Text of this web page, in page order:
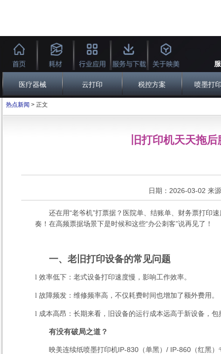
医疗器械 云打印 税控方案 喷墨打
热点新闻 > 正文
旧打印机天天拖
日期：2026-03-02 来
还在用“老爷机”打票据？医院单、结账单、财务票打
奏！在高频票据场景下是时候和这些“办公刺客”说再见了！
一、老旧打印设备的常见问题
l 效率低下：老式设备打印速度慢，影响工作效率。
l 故障频发：维修频率高，不仅耗费时间也增加了额外费用。
l 成本高昂：长期来看，旧设备的运行成本远高于新设备，
有没有破局之道？
映美连续纸喷墨打印机IP-830 （单黑） / IP-860 （红黑